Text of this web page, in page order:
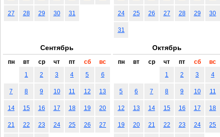
27 28 29 30 31 24 25 26 27 28 29 30
31
Сентябрь
пн вт ср чт пт сб
вс
1
2 3 4 5 6
7 8 9 10 11 12 13
14 15 16 17 18 19 20
21 22 23 24 25 26 27
Октябрь
пн вт ср чт пт сб
вс
1
2 3 4
5 6 7 8 9 10 11
12 13 14 15 16 17 18
19 20 21 22 23 24 25